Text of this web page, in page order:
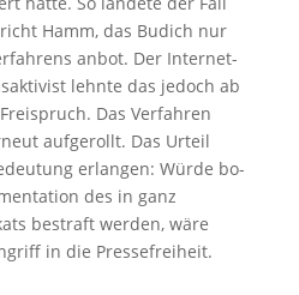
Hamm, das Budich nur
anbot. Der Internet-
lehnte das jedoch ab
Das Verfahren
aufgerollt. Das Urteil
erlangen: Würde bo-
des in ganz
bestraft werden, wäre
in die Pressefreiheit.